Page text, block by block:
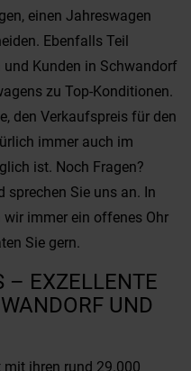
einen Jahreswagen
Ebenfalls Teil
und Kunden in Schwandorf
zu Top-Konditionen.
den Verkaufspreis für den
immer auch im
ist. Noch Fragen?
sprechen Sie uns an. In
immer ein offenes Ohr
Sie gern.
– EXZELLENTE
UND
ihren rund 29.000